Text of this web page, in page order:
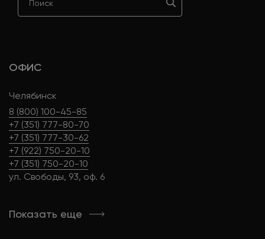
ОФИС
Челябинск
8 (800) 100-45-85
+7 (351) 777-80-70
+7 (351) 777-30-62
+7 (922) 750-20-10
+7 (351) 750-20-10
ул. Свободы, 93, оф. 6
Показать еще